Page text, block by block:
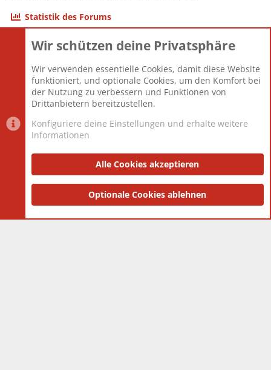
Statistik des Forums
Themen
Mitglieder
12.427
Neuestes Mitglied
Berlin
Datenschutzerklärung Impressum
Community platform by XenForo® © 2010-2025 XenForo Ltd.
and add-ons by ThemeHouse
Wir schützen deine Privatsphäre
Wir verwenden essentielle Cookies, damit diese Website
funktioniert, und optionale Cookies, um den Komfort bei
der Nutzung zu verbessern und Funktionen von
Drittanbietern bereitzustellen.
Konfiguriere deine Einstellungen und erhalte weitere
Informationen
Alle Cookies akzeptieren
Optionale Cookies ablehnen